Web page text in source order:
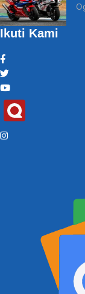
Ikuti Kami